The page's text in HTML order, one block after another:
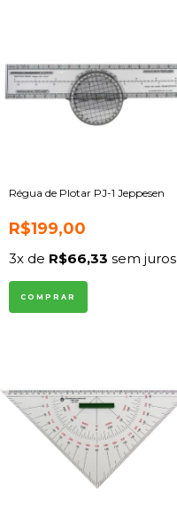
Régua de Plotar PJ-1 Jeppesen
R$199,00
3x de R$66,33 sem juros